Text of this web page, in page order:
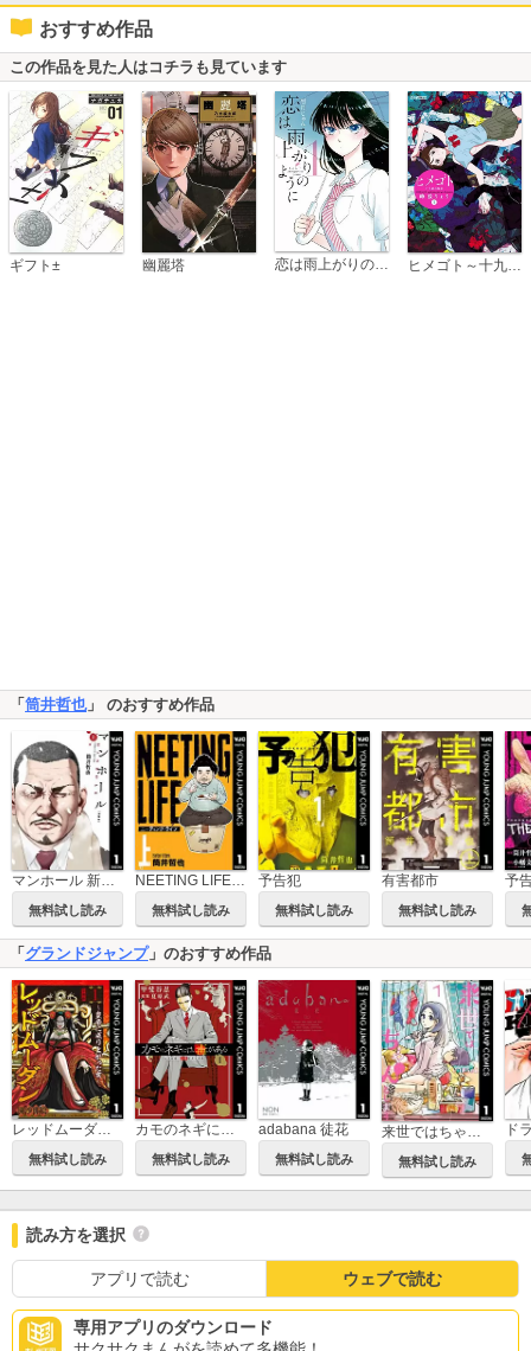
おすすめ作品
この作品を見た人はコチラも見ています
ギフト± 幽麗塔 恋は雨上がりのように
「筒井哲也」 のおすすめ作品
無料試し読み 無料試し読み
予告犯
無料試し読み
有害都市
無料試し読み
「 グランドジャンプ」のおすすめ作品
レッドムーダン～皇帝に成り上がった女～
無料試し読み
カモのネギには毒がある 加茂教授の人間経済学講義
無料試し読み
adabana 徒花
無料試し読み
来世ではちゃんとします
無料試し読み
ド
読み方を選択
アプリで読む ウェブで読む
専用アプリのダウンロード